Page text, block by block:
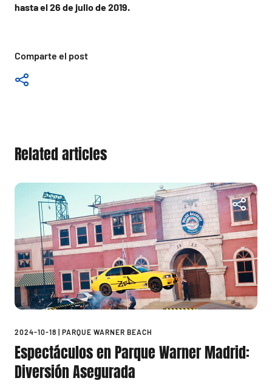
Comparte el post
hasta el 26 de julio de 2019.
Related articles
2024-10-18 | PARQUE WARNER BEACH
Espectáculos en Parque Warner Madrid:
Diversión Asegurada